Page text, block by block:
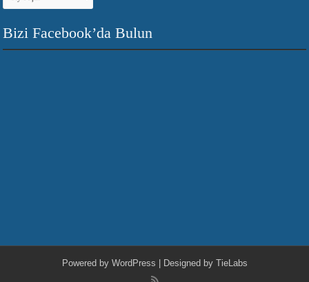
Bizi Facebook’da Bulun
Powered by WordPress | Designed by TieLabs